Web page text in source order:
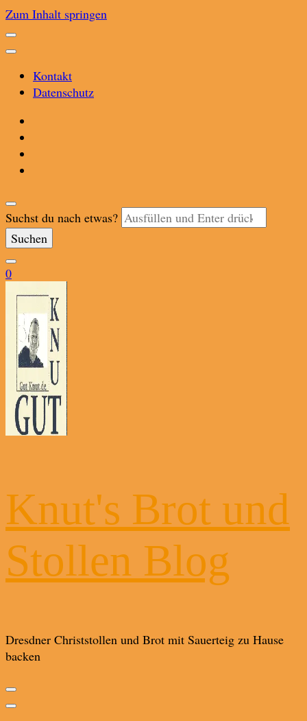
Zum Inhalt springen
Kontakt
Datenschutz
Suchst du nach etwas?
0
Knut's Brot und
Stollen Blog
Dresdner Christstollen und Brot mit Sauerteig zu Hause
backen